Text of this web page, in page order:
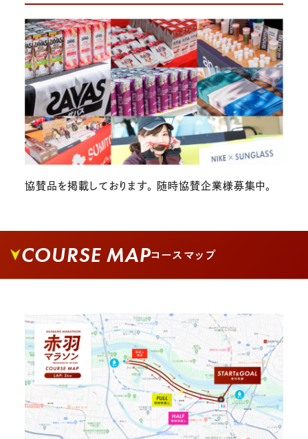
協賛品を掲載しております。 随時協賛企業様募集中。
COURSE MAPコースマップ